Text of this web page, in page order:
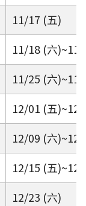
11/17 (五)
11/18 (六
11/25 (六
12/01 (五
12/09 (六
12/15 (五
12/23 (六)